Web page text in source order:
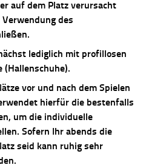
auf dem Platz verursacht
des
lediglich mit profillosen
(Hallenschuhe).
vor und nach dem Spielen
hierfür die bestenfalls
um die individuelle
Sofern Ihr abends die
seid kann ruhig sehr